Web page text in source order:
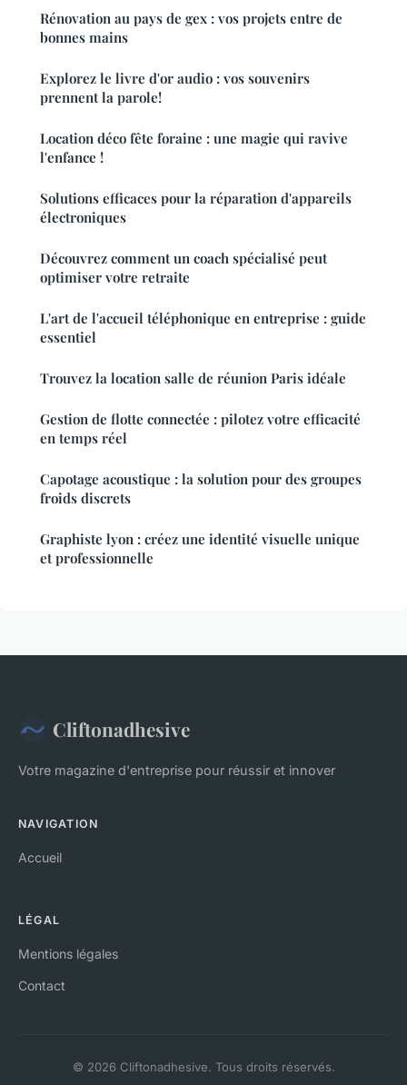
Rénovation au pays de gex : vos projets entre de
bonnes mains
Explorez le livre d'or audio : vos souvenirs
prennent la parole!
Location déco fête foraine : une magie qui ravive
l'enfance !
Solutions efficaces pour la réparation d'appareils
électroniques
Découvrez comment un coach spécialisé peut
optimiser votre retraite
L'art de l'accueil téléphonique en entreprise : guide
essentiel
Trouvez la location salle de réunion Paris idéale
Gestion de flotte connectée : pilotez votre efficacité
en temps réel
Capotage acoustique : la solution pour des groupes
froids discrets
Graphiste lyon : créez une identité visuelle unique
et professionnelle
Cliftonadhesive
Votre magazine d'entreprise pour réussir et innover
NAVIGATION
Accueil
LÉGAL
Mentions légales
Contact
© 2026 Cliftonadhesive. Tous droits réservés.